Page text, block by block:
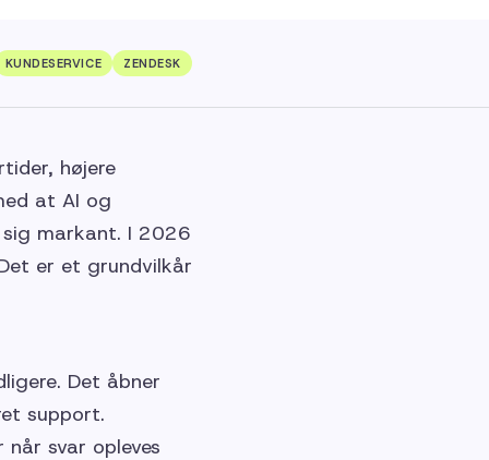
KUNDESERVICE ZENDESK
højere
at AI og
markant. I 2026
er et grundvilkår
Det åbner
support.
svar opleves